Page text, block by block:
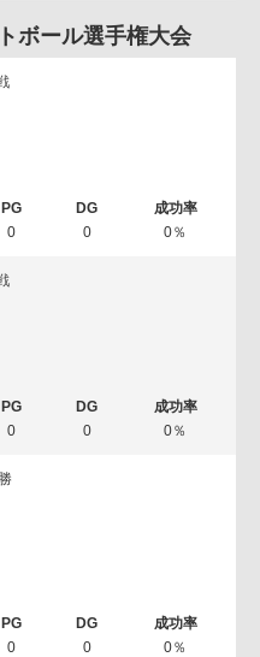
ボール選手権大会
0 0 0％
0 0 0％
0 0 0％